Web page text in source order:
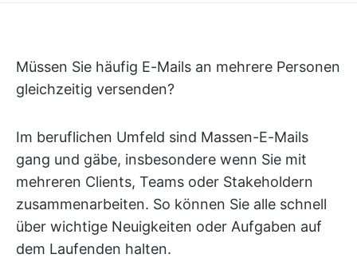
Müssen Sie häufig E-Mails an mehrere Personen
gleichzeitig versenden?
Im beruflichen Umfeld sind Massen-E-Mails
gang und gäbe, insbesondere wenn Sie mit
mehreren Clients, Teams oder Stakeholdern
zusammenarbeiten. So können Sie alle schnell
über wichtige Neuigkeiten oder Aufgaben auf
dem Laufenden halten.